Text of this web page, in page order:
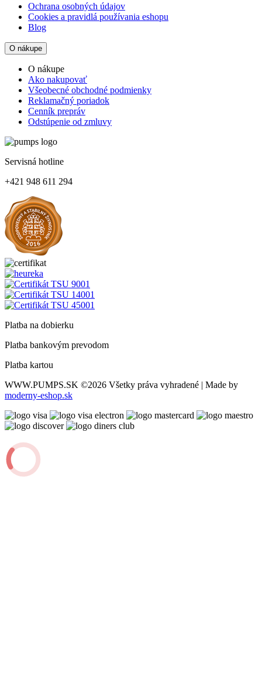
Ochrana osobných údajov
Cookies a pravidlá používania eshopu
Blog
O nákupe
O nákupe
Ako nakupovať
Všeobecné obchodné podmienky
Reklamačný poriadok
Cenník prepráv
Odstúpenie od zmluvy
Servisná hotline
+421 948 611 294
Platba na dobierku
Platba bankovým prevodom
Platba kartou
WWW.PUMPS.SK ©2026 Všetky práva vyhradené | Made by
moderny-eshop.sk